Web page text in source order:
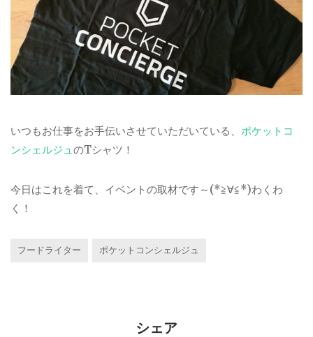
いつもお仕事をお手伝いさせていただいている、 ポケットコ
ンシェルジュのTシャツ！
今日はこれを着て、イベントの取材です～(*≧∀≦*)わくわ
く！
フードライター ポケットコンシェルジュ
シェア